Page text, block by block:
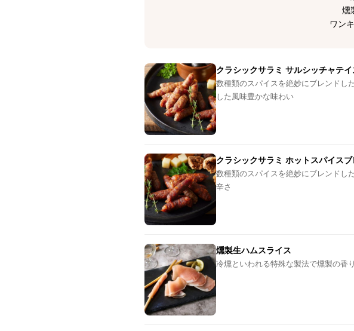
燻
ワン
クラシックサラミ サルシッチャテイ
数種類のスパイスを絶妙にブレンドし
した風味豊かな味わい
クラシックサラミ ホットスパイスブ
数種類のスパイスを絶妙にブレンドし
辛さ
燻製生ハムスライス
冷燻といわれる特殊な製法で燻製の香